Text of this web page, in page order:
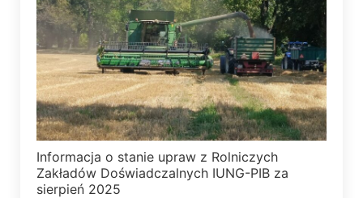
Informacja o stanie upraw z Rolniczych
Zakładów Doświadczalnych IUNG-PIB za
sierpień 2025